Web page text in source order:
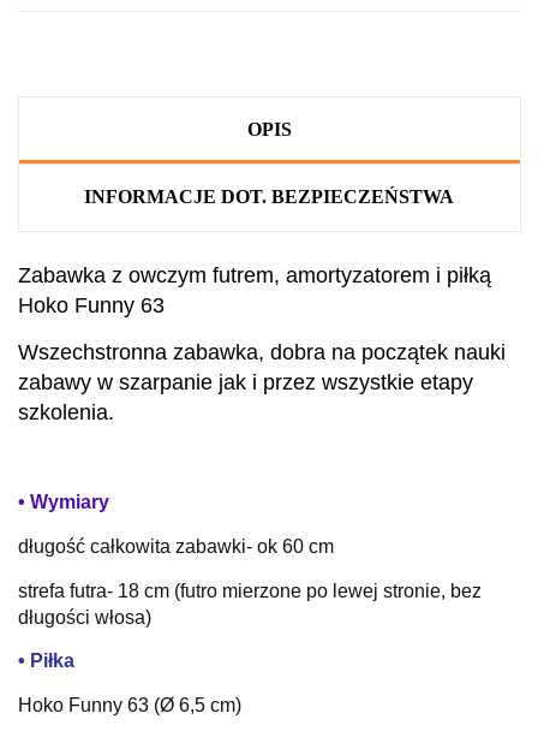
OPIS
INFORMACJE DOT. BEZPIECZEŃSTWA
Zabawka z owczym futrem, amortyzatorem i piłką
Hoko Funny 63
Wszechstronna zabawka, dobra na początek nauki
zabawy w szarpanie jak i przez wszystkie etapy
szkolenia.
• Wymiary
długość całkowita zabawki- ok 60 cm
strefa futra- 18 cm (futro mierzone po lewej stronie, bez
długości włosa)
• Piłka
Hoko Funny 63 (Ø 6,5 cm)